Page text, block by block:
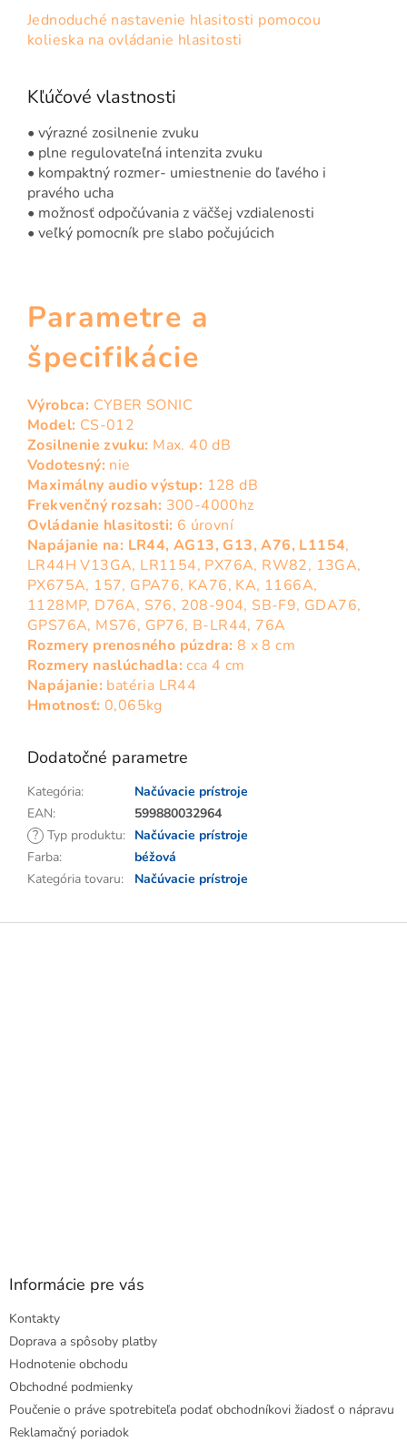
Jednoduché nastavenie hlasitosti pomocou
kolieska na ovládanie hlasitosti
Kľúčové vlastnosti
• výrazné zosilnenie zvuku
• plne regulovateľná intenzita zvuku
• kompaktný rozmer- umiestnenie do ľavého i
pravého ucha
• možnosť odpočúvania z väčšej vzdialenosti
• veľký pomocník pre slabo počujúcich
Parametre a
špecifikácie
Výrobca: CYBER SONIC
Model: CS-012
Zosilnenie zvuku: Max. 40 dB
Vodotesný: nie
Maximálny audio výstup: 128 dB
Frekvenčný rozsah: 300-4000hz
Ovládanie hlasitosti: 6 úrovní
Napájanie na: LR44, AG13, G13, A76, L1154,
LR44H V13GA, LR1154, PX76A, RW82, 13GA,
PX675A, 157, GPA76, KA76, KA, 1166A,
1128MP, D76A, S76, 208-904, SB-F9, GDA76,
GPS76A, MS76, GP76, B-LR44, 76A
Rozmery prenosného púzdra: 8 x 8 cm
Rozmery naslúchadla: cca 4 cm
Napájanie: batéria LR44
Hmotnosť: 0,065kg
Dodatočné parametre
Kategória:
Načúvacie prístroje
EAN:
599880032964
? Typ produktu: Načúvacie prístroje
Farba:
béžová
Kategória tovaru: Načúvacie prístroje
Z
Informácie pre vás
Kontakty
Doprava a spôsoby platby
Hodnotenie obchodu
Obchodné podmienky
Poučenie o práve spotrebiteľa podať obchodníkovi žiadosť o nápravu
Reklamačný poriadok